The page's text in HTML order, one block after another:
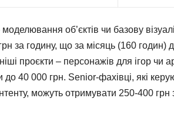
об’єктів чи базову
за годину, що за місяць (160 годин)
проєкти – персонажів для ігор чи
40 000 грн. Senior-фахівці, які
можуть отримувати 250-400